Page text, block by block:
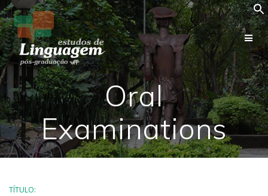
Skip
to
content
Oral
Examinations
TÍTULO: